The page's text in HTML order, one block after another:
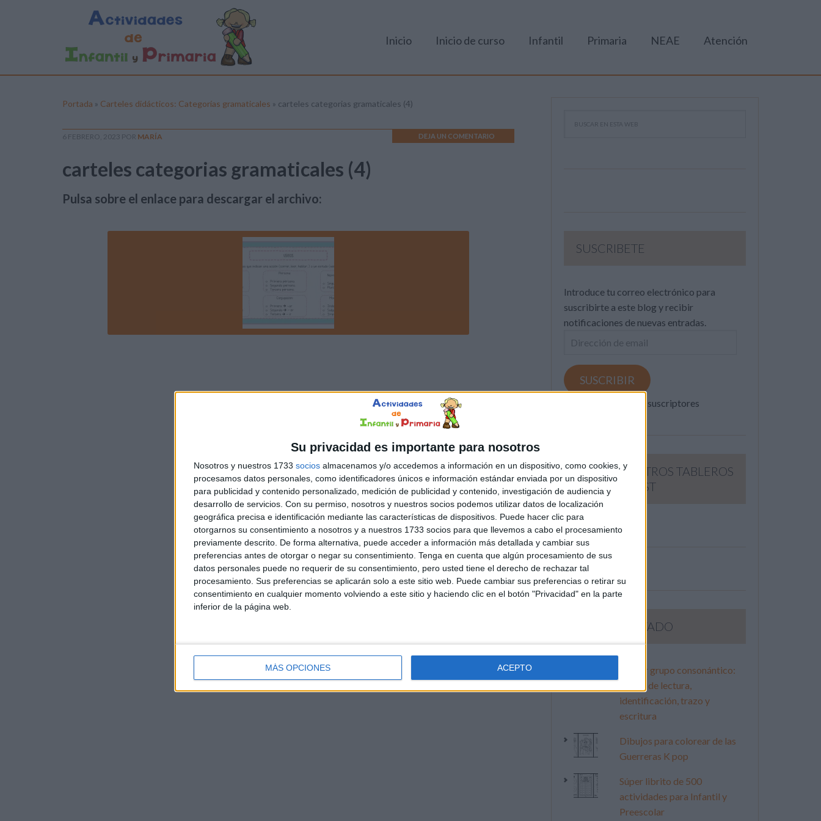
Su privacidad es importante para nosotros
Nosotros y nuestros 1733 socios almacenamos y/o accedemos a información en un dispositivo, como cookies, y
procesamos datos personales, como identificadores únicos e información estándar enviada por un dispositivo
para publicidad y contenido personalizado, medición de publicidad y contenido, investigación de audiencia y
desarrollo de servicios. Con su permiso, nosotros y nuestros socios podemos utilizar datos de localización
geográfica precisa e identificación mediante las características de dispositivos. Puede hacer clic para
otorgarnos su consentimiento a nosotros y a nuestros 1733 socios para que llevemos a cabo el procesamiento
previamente descrito. De forma alternativa, puede acceder a información más detallada y cambiar sus
preferencias antes de otorgar o negar su consentimiento. Tenga en cuenta que algún procesamiento de sus
datos personales puede no requerir de su consentimiento, pero usted tiene el derecho de rechazar tal
procesamiento. Sus preferencias se aplicarán solo a este sitio web. Puede cambiar sus preferencias o retirar su
consentimiento en cualquier momento volviendo a este sitio y haciendo clic en el botón "Privacidad" en la parte
inferior de la página web.
MÁS OPCIONES ACEPTO
Inicio Inicio de curso Infantil Primaria NEAE Atención
Portada » Carteles didácticos: Categorías gramaticales » carteles categorias gramaticales (4)
6 FEBRERO, 2023 POR MARÍA DEJA UN COMENTARIO
carteles categorias gramaticales (4)
Pulsa sobre el enlace para descargar el archivo:
SUSCRIBETE
Introduce tu correo electrónico para
suscribirte a este blog y recibir
notificaciones de nuevas entradas.
Dirección
email
SUSCRIBIR
Únete a otros 371K suscriptores
SIGUE NUESTROS TABLEROS
EN PINTEREST
LO MÁS VISITADO
Primer grupo consonántico:
Fichas de lectura,
identificación, trazo y
escritura
Dibujos para colorear de las
Guerreras K pop
Súper librito de 500
actividades para Infantil y
Preescolar